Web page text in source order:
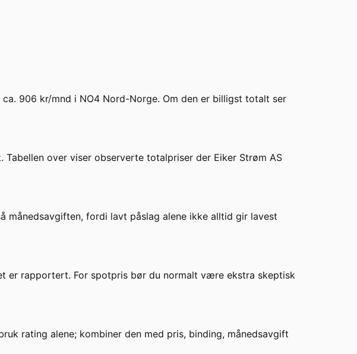
906 kr/mnd i NO4 Nord-Norge. Om den er billigst totalt ser
Tabellen over viser observerte totalpriser der Eiker Strøm AS
månedsavgiften, fordi lavt påslag alene ikke alltid gir lavest
er rapportert. For spotpris bør du normalt være ekstra skeptisk
rating alene; kombiner den med pris, binding, månedsavgift